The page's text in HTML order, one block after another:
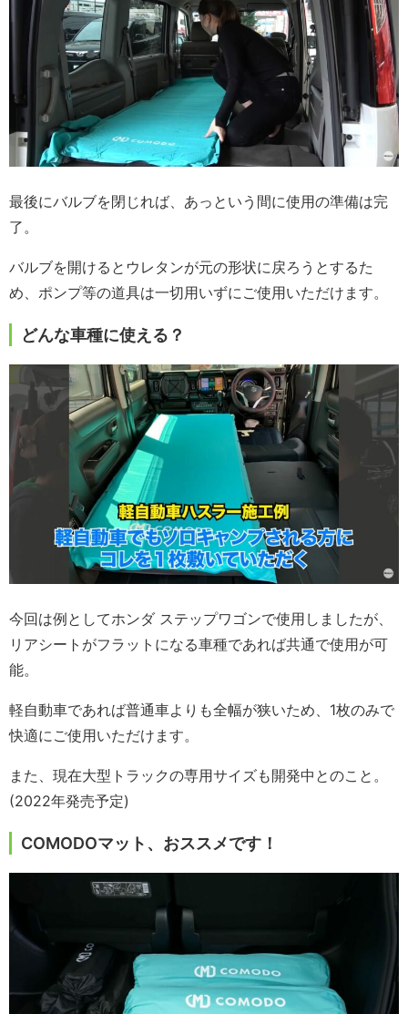
最後にバルブを閉じれば、あっという間に使用の準備は完
了。
バルブを開けるとウレタンが元の形状に戻ろうとするた
め、ポンプ等の道具は一切用いずにご使用いただけます。
どんな車種に使える？
今回は例としてホンダ ステップワゴンで使用しましたが、
リアシートがフラットになる車種であれば共通で使用が可
能。
軽自動車であれば普通車よりも全幅が狭いため、1枚のみで
快適にご使用いただけます。
また、現在大型トラックの専用サイズも開発中とのこと。
(2022年発売予定)
COMODOマット、おススメです！